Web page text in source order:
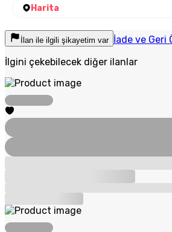
Harita
İlan ile ilgili şikayetim var İade ve Geri
İlgini çekebilecek diğer ilanlar